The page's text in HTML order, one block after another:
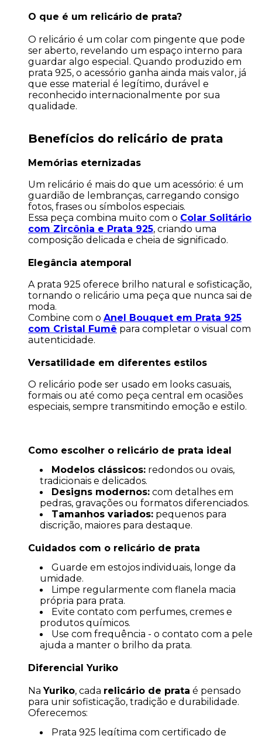
O que é um relicário de prata?
O relicário é um colar com pingente que pode
ser aberto, revelando um espaço interno para
guardar algo especial. Quando produzido em
prata 925, o acessório ganha ainda mais valor, j
que esse material é legítimo, durável e
reconhecido internacionalmente por sua
qualidade.
Benefícios do relicário de prata
Memórias eternizadas
Um relicário é mais do que um acessório: é um
guardião de lembranças, carregando consigo
fotos, frases ou símbolos especiais.
Essa peça combina muito com o Colar Solitário
com Zircônia e Prata 925, criando uma
composição delicada e cheia de significado.
Elegância atemporal
A prata 925 oferece brilho natural e sofisticação,
tornando o relicário uma peça que nunca sai de
moda.
Combine com o Anel Bouquet em Prata 925
com Cristal Fumê para completar o visual com
autenticidade.
Versatilidade em diferentes estilos
O relicário pode ser usado em looks casuais,
formais ou até como peça central em ocasiões
especiais, sempre transmitindo emoção e estilo.
Como escolher o relicário de prata ideal
Modelos clássicos: redondos ou ovais,
tradicionais e delicados.
Designs modernos: com detalhes em
pedras, gravações ou formatos diferenciados.
Tamanhos variados: pequenos para
discrição, maiores para destaque.
Cuidados com o relicário de prata
Guarde em estojos individuais, longe da
umidade.
Limpe regularmente com flanela macia
própria para prata.
Evite contato com perfumes, cremes e
produtos químicos.
Use com frequência - o contato com a pele
ajuda a manter o brilho da prata.
Diferencial Yuriko
NaYuriko, cada relicário de prata é pensado
para unir sofisticação, tradição e durabilidade.
Oferecemos:
Prata 925 legítima com certificado de